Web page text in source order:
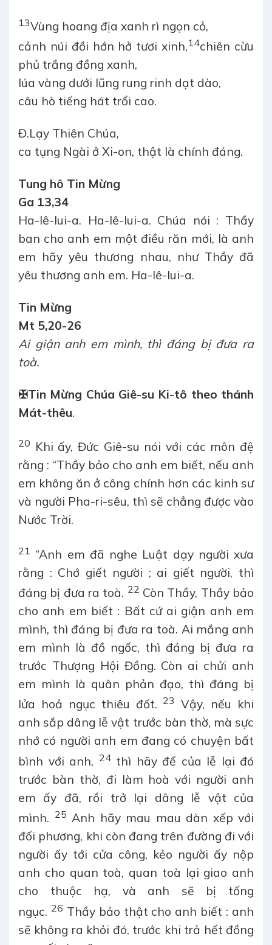
13Vùng hoang địa xanh rì ngọn cỏ,
cảnh núi đồi hớn hở tươi xinh,14chiên cừu
phủ trắng đồng xanh,
lúa vàng dưới lũng rung rinh dạt dào,
câu hò tiếng hát trổi cao.
Đ.Lạy Thiên Chúa,
ca tụng Ngài ở Xi-on, thật là chính đáng.
Tung hô Tin Mừng
Ga 13,34
Ha-lê-lui-a. Ha-lê-lui-a. Chúa nói : Thầy
ban cho anh em một điều răn mới, là anh
em hãy yêu thương nhau, như Thầy đã
yêu thương anh em. Ha-lê-lui-a.
Tin Mừng
Mt 5,20-26
Ai giận anh em mình, thì đáng bị đưa ra
toà.
✠Tin Mừng Chúa Giê-su Ki-tô theo thánh
Mát-thêu.
20 Khi ấy, Đức Giê-su nói với các môn đệ
rằng : “Thầy bảo cho anh em biết, nếu anh
em không ăn ở công chính hơn các kinh sư
và người Pha-ri-sêu, thì sẽ chẳng được vào
Nước Trời.
21 “Anh em đã nghe Luật dạy người xưa
rằng : Chớ giết người ; ai giết người, thì
đáng bị đưa ra toà. 22 Còn Thầy, Thầy bảo
cho anh em biết : Bất cứ ai giận anh em
mình, thì đáng bị đưa ra toà. Ai mắng anh
em mình là đồ ngốc, thì đáng bị đưa ra
trước Thượng Hội Đồng. Còn ai chửi anh
em mình là quân phản đạo, thì đáng bị
lửa hoả ngục thiêu đốt. 23 Vậy, nếu khi
anh sắp dâng lễ vật trước bàn thờ, mà sực
nhớ có người anh em đang có chuyện bất
bình với anh, 24thì hãy để của lễ lại đó
trước bàn thờ, đi làm hoà với người anh
em ấy đã, rồi trở lại dâng lễ vật của
mình. 25 Anh hãy mau mau dàn xếp với
đối phương, khi còn đang trên đường đi với
người ấy tới cửa công, kẻo người ấy nộp
anh cho quan toà, quan toà lại giao anh
cho thuộc hạ, và anh sẽ bị tống
ngục. 26 Thầy bảo thật cho anh biết : anh
sẽ không ra khỏi đó, trước khi trả hết đồng